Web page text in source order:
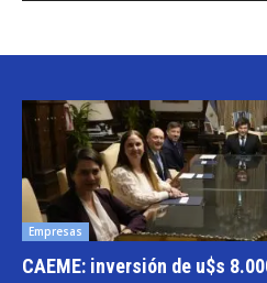
Empresas
CAEME: inversión de u$s